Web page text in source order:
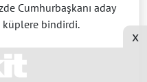
Cumhurbaşkanı aday
küplere bindirdi.
x